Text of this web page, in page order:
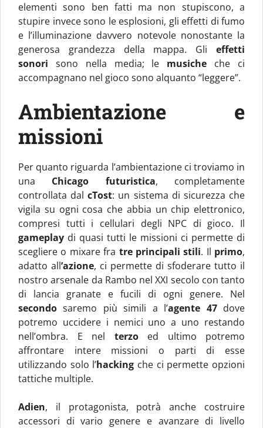
elementi sono ben fatti ma non stupiscono, a
stupire invece sono le esplosioni, gli effetti di fumo
e l’illuminazione davvero notevole nonostante la
generosa grandezza della mappa. Gli effetti
sonori sono nella media; le musiche che ci
accompagnano nel gioco sono alquanto “leggere”.
Ambientazione e
missioni
Per quanto riguarda l’ambientazione ci troviamo in
una Chicago futuristica, completamente
controllata dalcTost: un sistema di sicurezza che
vigila su ogni cosa che abbia un chip elettronico,
compresi tutti i cellulari degli NPC di gioco. Il
gameplay di quasi tutti le missioni ci permette di
scegliere o mixare fra tre principali stili. Il primo,
adatto all’azione, ci permette di sfoderare tutto il
nostro arsenale da Rambo nel XXI secolo con tanto
di lancia granate e fucili di ogni genere. Nel
secondo saremo più simili a l’agente 47dove
potremo uccidere i nemici uno a uno restando
nell’ombra. E nel terzoed ultimo potremo
affrontare intere missioni o parti di esse
utilizzando solo l’hacking che ci permette opzioni
tattiche multiple.
Adien, il protagonista, potrà anche costruire
accessori di vario genere e avanzare di livello